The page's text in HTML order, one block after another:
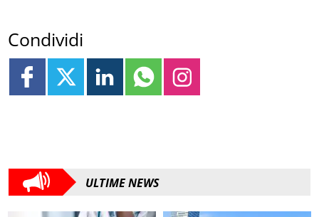
Condividi
ULTIME NEWS